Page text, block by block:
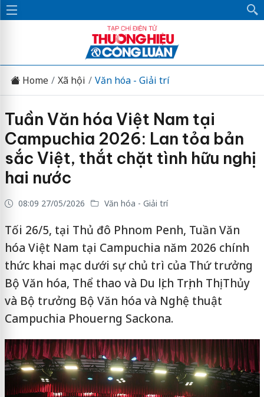
Home Xã hội Văn hóa - Giải trí
Tuần Văn hóa Việt Nam tại
Campuchia 2026: Lan tỏa bản
sắc Việt, thắt chặt tình hữu nghị
hai nước
08:09 27/05/2026 Văn hóa - Giải trí
Tối 26/5, tại Thủ đô Phnom Penh, Tuần Văn
hóa Việt Nam tại Campuchia năm 2026 chính
thức khai mạc dưới sự chủ trì của Thứ trưởng
Bộ Văn hóa, Thể thao và Du lịch Trịnh Thị Thủy
và Bộ trưởng Bộ Văn hóa và Nghệ thuật
Campuchia Phouerng Sackona.